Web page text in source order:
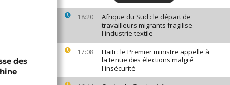
18:20
Afrique du Sud : le départ de
travailleurs migrants fragilise
l'industrie textile
17:08
Haïti : le Premier ministre appelle à
la tenue des élections malgré
l'insécurité
des